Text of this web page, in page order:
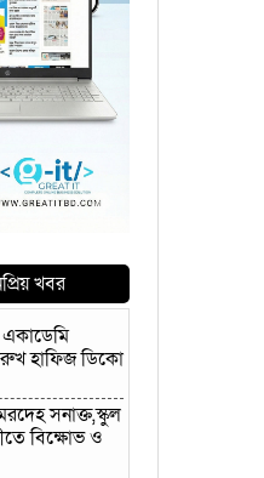
খবর
হাফিজ ডিকো
সনাক্ত,স্কুল
বিক্ষোভ ও